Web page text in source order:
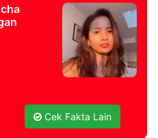
Cek Fakta Lain